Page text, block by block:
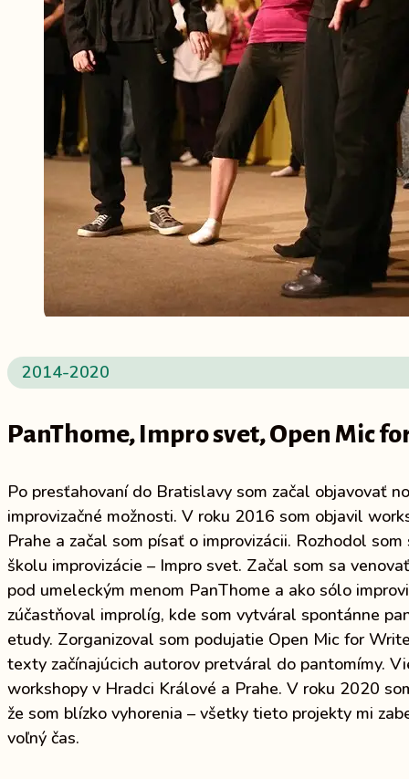
2014-2020
PanThome, Impro svet, Open Mic
Po presťahovaní do Bratislavy som začal objavovať
improvizačné možnosti. V roku 2016 som objavil
Prahe a začal som písať o improvizácii. Rozhodol
školu improvizácie – Impro svet. Začal som sa
pod umeleckým menom PanThome a ako sólo
zúčastňoval improlíg, kde som vytváral spontánne
etudy. Zorganizoval som podujatie Open Mic for
texty začínajúcich autorov pretváral do pantomímy.
workshopy v Hradci Králové a Prahe. V roku 2020
že som blízko vyhorenia – všetky tieto projekty mi
voľný čas.